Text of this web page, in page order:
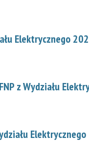
Elektrycznego
z Wydziału